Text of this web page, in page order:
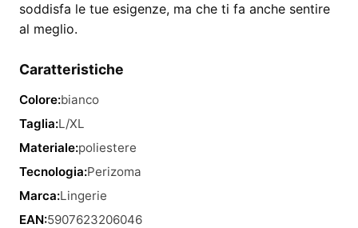
soddisfa le tue esigenze, ma che ti fa anche sentire
al meglio.
Caratteristiche
Colore:bianco
Taglia:L/XL
Materiale:poliestere
Tecnologia:Perizoma
Marca:Lingerie
EAN:5907623206046